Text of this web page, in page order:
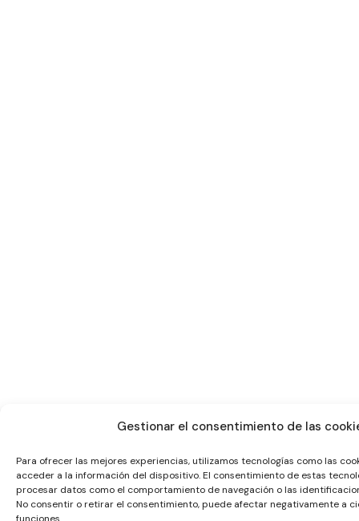
Gestionar el consentimiento de las
Para ofrecer las mejores experiencias, utilizamos tecnologías como las
acceder a la información del dispositivo. El consentimiento de estas
procesar datos como el comportamiento de navegación o las
No consentir o retirar el consentimiento, puede afectar negativamente a